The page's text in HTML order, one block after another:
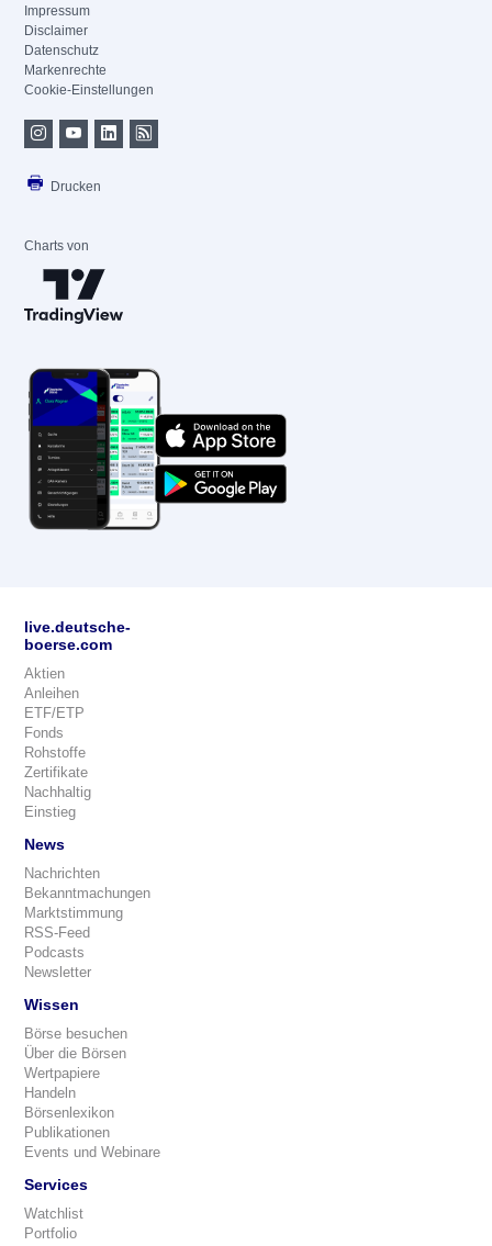
Impressum
Disclaimer
Datenschutz
Markenrechte
Cookie-Einstellungen
Drucken
Charts von
live.deutsche-
boerse.com
Aktien
Anleihen
ETF/ETP
Fonds
Rohstoffe
Zertifikate
Nachhaltig
Einstieg
News
Nachrichten
Bekanntmachungen
Marktstimmung
RSS-Feed
Podcasts
Newsletter
Wissen
Börse besuchen
Über die Börsen
Wertpapiere
Handeln
Börsenlexikon
Publikationen
Events und Webinare
Services
Watchlist
Portfolio